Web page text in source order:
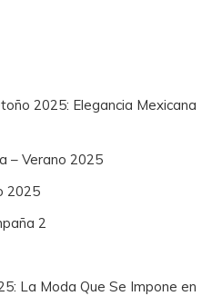
2025: Elegancia Mexicana
– Verano 2025
2025
2
La Moda Que Se Impone en